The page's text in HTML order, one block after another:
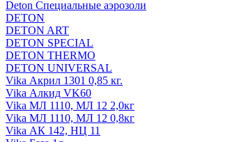
Deton Специальные аэрозоли
DETON
DETON ART
DETON SPECIAL
DETON THERMO
DETON UNIVERSAL
Vika Акрил 1301 0,85 кг.
Vika Алкид VK60
Vika МЛ 1110, МЛ 12 2,0кг
Vika МЛ 1110, МЛ 12 0,8кг
Vika АК 142, НЦ 11